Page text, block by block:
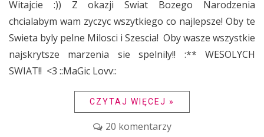
Witajcie :)) Z okazji Swiat Bozego Narodzenia
chcialabym wam zyczyc wszytkiego co najlepsze! Oby te
Swieta byly pelne Milosci i Szescia! Oby wasze wszystkie
najskrytsze marzenia sie spelnily!! :** WESOLYCH
SWIAT!! <3 ::MaGic Lovv::
CZYTAJ WIĘCEJ »
20 komentarzy